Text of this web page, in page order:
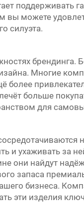
поддерживать
вы можете
силуэта.
брендинга.
Многие
более
больше
для
и ухаживать за
они найдут
запаса
бизнеса.
эти изделия